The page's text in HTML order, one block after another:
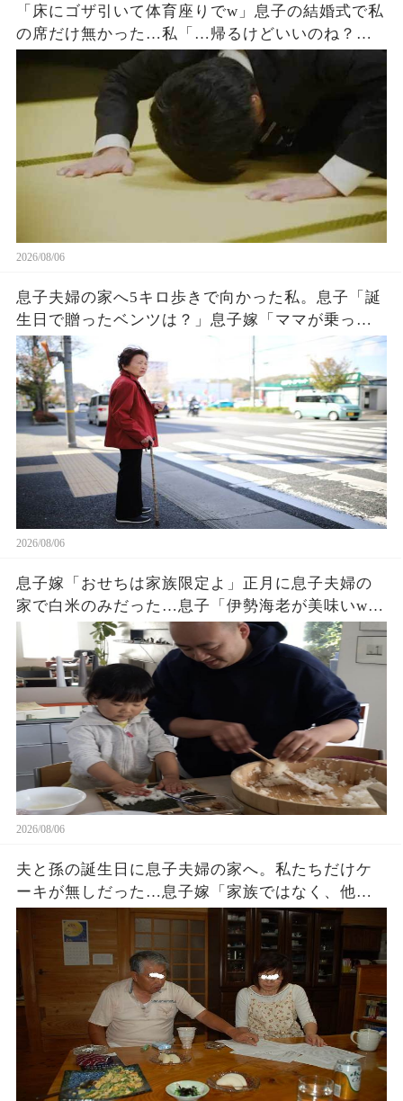
「床にゴザ引いて体育座りでw」息子の結婚式で私
の席だけ無かった…私「…帰るけどいいのね？」
息子嫁「とっとと帰れw」→30分後、結婚式でトラ
ブルが起きたw
2026/08/06
息子夫婦の家へ5キロ歩きで向かった私。息子「誕
生日で贈ったベンツは？」息子嫁「ママが乗って
るわ！お義母さんは若いから不要でしょw」息子
「はぁ…そうか…」→1週間後、息子嫁は青ざめ地
獄へw
2026/08/06
息子嫁「おせちは家族限定よ」正月に息子夫婦の
家で白米のみだった…息子「伊勢海老が美味いw」
夫「家に戻ろう」私「はい」→翌日、息子夫婦か
ら300件の鬼電が…w
2026/08/06
夫と孫の誕生日に息子夫婦の家へ。私たちだけケ
ーキが無しだった…息子嫁「家族ではなく、他人
でしょ？w」夫「家に戻ろう…」私「そうね…」→
翌日､血相を変えた息子嫁から鬼電が…